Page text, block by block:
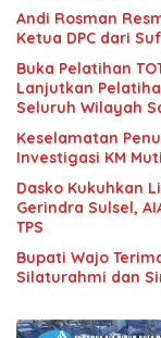
Andi Rosman
Ketua DPC dari
Buka Pelatihan
Lanjutkan
Seluruh Wilayah
Keselamatan
Investigasi KM
Dasko Kukuhkan
Gerindra Sulsel,
TPS
Bupati Wajo
Silaturahmi dan